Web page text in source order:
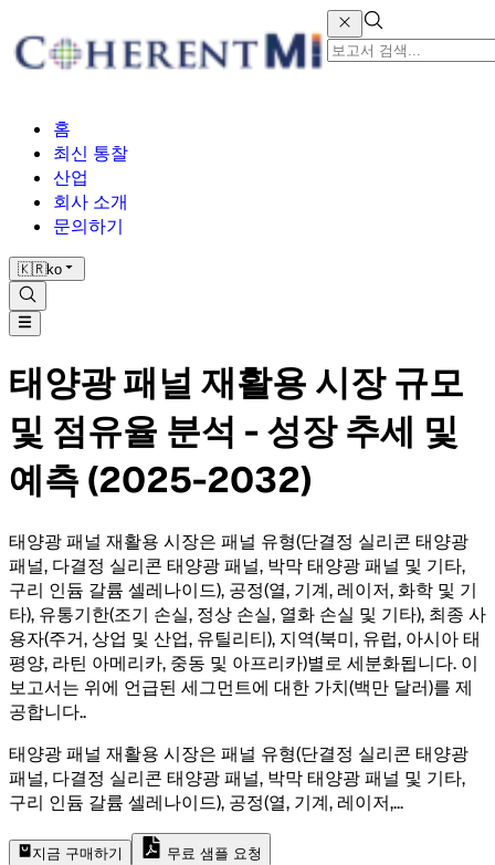
홈
최신 통찰
산업
회사 소개
문의하기
🇰🇷ko
태양광 패널 재활용 시장 규모
및 점유율 분석 - 성장 추세 및
예측 (2025-2032)
태양광 패널 재활용 시장은 패널 유형(단결정 실리콘 태양광
패널, 다결정 실리콘 태양광 패널, 박막 태양광 패널 및 기타,
구리 인듐 갈륨 셀레나이드), 공정(열, 기계, 레이저, 화학 및 기
타), 유통기한(조기 손실, 정상 손실, 열화 손실 및 기타), 최종 사
용자(주거, 상업 및 산업, 유틸리티), 지역(북미, 유럽, 아시아 태
평양, 라틴 아메리카, 중동 및 아프리카)별로 세분화됩니다. 이
보고서는 위에 언급된 세그먼트에 대한 가치(백만 달러)를 제
공합니다..
태양광 패널 재활용 시장은 패널 유형(단결정 실리콘 태양광
패널, 다결정 실리콘 태양광 패널, 박막 태양광 패널 및 기타,
구리 인듐 갈륨 셀레나이드), 공정(열, 기계, 레이저,...
지금 구매하기 무료 샘플 요청